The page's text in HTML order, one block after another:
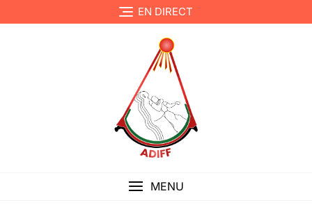
EN DIRECT
MENU